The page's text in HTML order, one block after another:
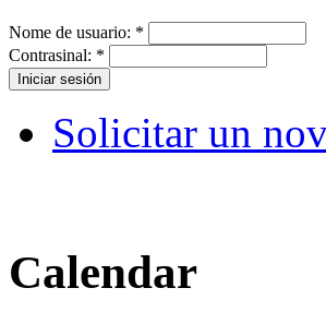
Nome de usuario: *
Contrasinal: *
Solicitar un
Calendar